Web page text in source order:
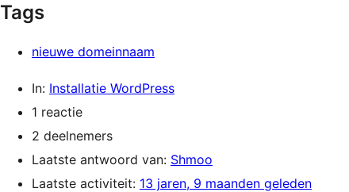
Tags
nieuwe domeinnaam
In: Installatie WordPress
1 reactie
2 deelnemers
Laatste antwoord van: Shmoo
Laatste activiteit: 13 jaren, 9 maanden geleden